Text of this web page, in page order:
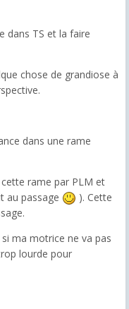
dans TS et la faire
chose de grandiose à
dans une rame
rame par PLM et
au passage
). Cette
ma motrice ne va pas
lourde pour